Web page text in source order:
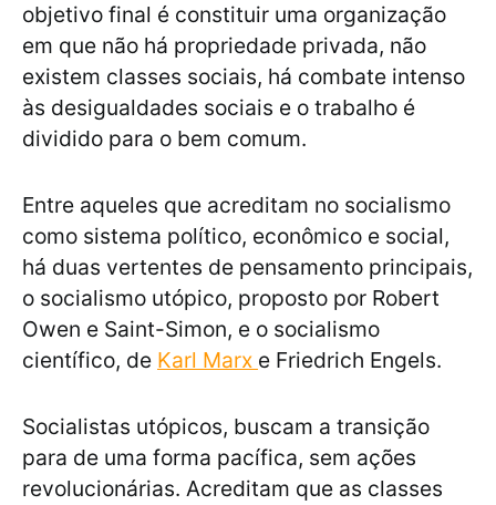
objetivo final é constituir uma organização
em que não há propriedade privada, não
existem classes sociais, há combate intenso
às desigualdades sociais e o trabalho é
dividido para o bem comum.
Entre aqueles que acreditam no socialismo
como sistema político, econômico e social,
há duas vertentes de pensamento principais,
o socialismo utópico, proposto por Robert
Owen e Saint-Simon, e o socialismo
científico, de Karl Marx e Friedrich Engels.
Socialistas utópicos, buscam a transição
para de uma forma pacífica, sem ações
revolucionárias. Acreditam que as classes